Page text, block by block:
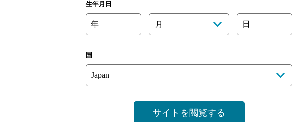
関連ページ
ご意見・ご感想
生年月日
年 月 日
国
サイトを閲覧する